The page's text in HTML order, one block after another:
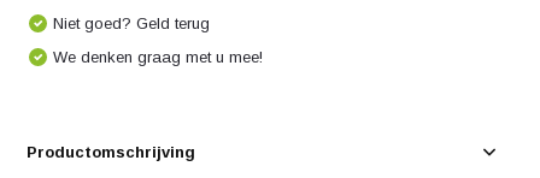
Niet goed? Geld terug
We denken graag met u mee!
Productomschrijving